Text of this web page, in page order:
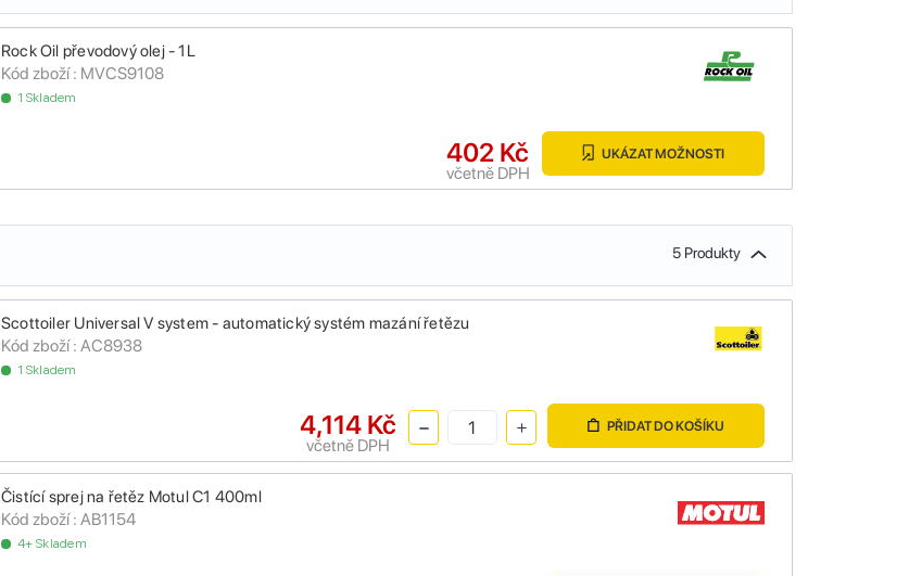
Rock Oil převodový olej - 1L
Kód zboží : MVCS9108
1 Skladem
402 Kč
včetně DPH
UKÁZAT MOŽNOSTI
5 Produkty
Scottoiler Universal V system - automatický systém mazání řetězu
Kód zboží : AC8938
1 Skladem
4,114 Kč
včetně DPH
PŘIDAT DO KOŠÍKU
Čistící sprej na řetěz Motul C1 400ml
Kód zboží : AB1154
4+ Skladem